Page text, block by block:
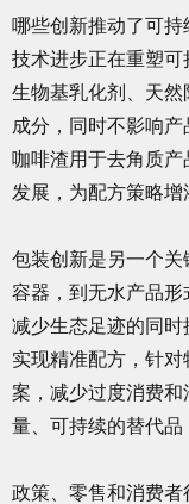
哪些创新推动了可持
技术进步正在重塑可
生物基乳化剂、天
成分，同时不影响
咖啡渣用于去角质
发展，为配方策略增
包装创新是另一个
容器，到无水产品
减少生态足迹的同
实现精准配方，针
案，减少过度消费
量、可持续的替代品
政策、零售和消费者